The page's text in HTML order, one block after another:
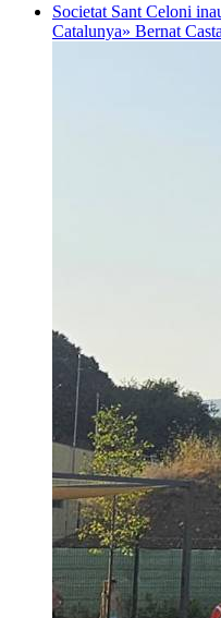
Societat Sant Celoni
Catalunya» Bernat